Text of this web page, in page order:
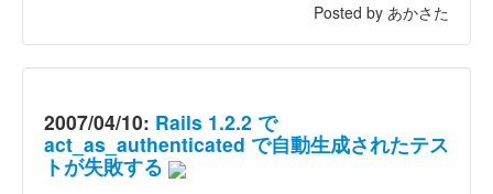
Posted by あかさた
2007/04/10: Rails 1.2.2 で
act_as_authenticated で自動生成されたテス
トが失敗する